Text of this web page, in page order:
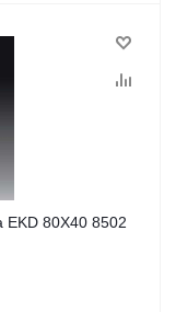
EKD 80X40 8502